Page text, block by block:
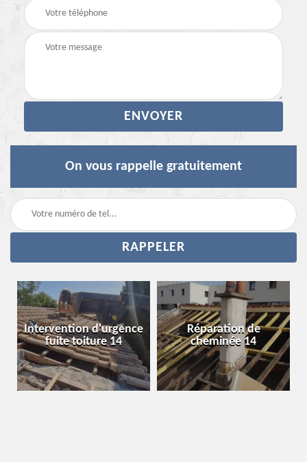
On vous rappelle gratuitement
Intervention d'urgence
fuite toiture 14
Réparation de
cheminée 14